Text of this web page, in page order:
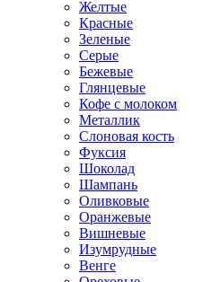
Желтые
Красные
Зеленые
Серые
Бежевые
Глянцевые
Кофе с молоком
Металлик
Слоновая кость
Фуксия
Шоколад
Шампань
Оливковые
Оранжевые
Вишневые
Изумрудные
Венге